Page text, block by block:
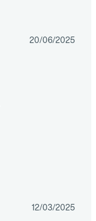
20/06/2025
12/03/2025